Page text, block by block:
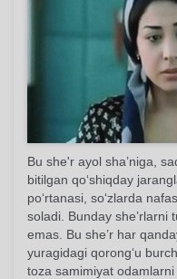
Bu she'r ayol sha’niga,
bitilgan qo‘shiqday
po‘rtanasi, so‘zlarda
soladi. Bunday she’rlarni
emas. Bu she’r har
yuragidagi qorong‘u
toza samimiyat